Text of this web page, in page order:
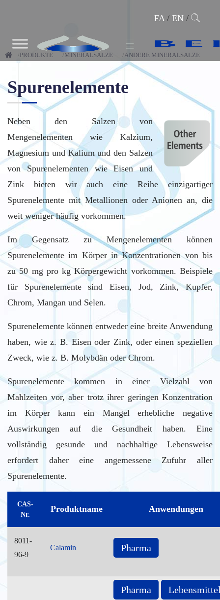
FA/ EN/
PRODUKTE MINERALSALZE ANDERE MINERALSALZE
Spurenelemente
Neben den Salzen von
Mengenelementen wie Kalzium,
Magnesium und Kalium und den Salzen
von Spurenelementen wie Eisen und
Zink bieten wir auch eine Reihe einzigartiger
Spurenelemente mit Metallionen oder Anionen an, die
weit weniger häufig vorkommen.
Im Gegensatz zu Mengenelementen können
Spurenelemente im Körper in Konzentrationen von bis
zu 50 mg pro kg Körpergewicht vorkommen. Beispiele
für Spurenelemente sind Eisen, Jod, Zink, Kupfer,
Chrom, Mangan und Selen.
Spurenelemente können entweder eine breite Anwendung
haben, wie z. B. Eisen oder Zink, oder einen speziellen
Zweck, wie z. B. Molybdän oder Chrom.
Spurenelemente kommen in einer Vielzahl von
Mahlzeiten vor, aber trotz ihrer geringen Konzentration
im Körper kann ein Mangel erhebliche negative
Auswirkungen auf die Gesundheit haben. Eine
vollständig gesunde und nachhaltige Lebensweise
erfordert daher eine angemessene Zufuhr aller
Spurenelemente.
CAS-
Nr.
Produktname Anwendungen
8011-
96-9
Calamin Pharma
Pharma